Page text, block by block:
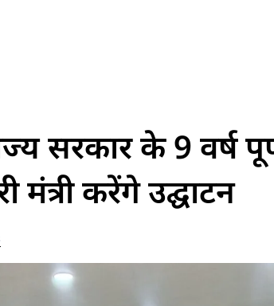
सरकार के 9 वर्ष
करेंगे उद्घाटन